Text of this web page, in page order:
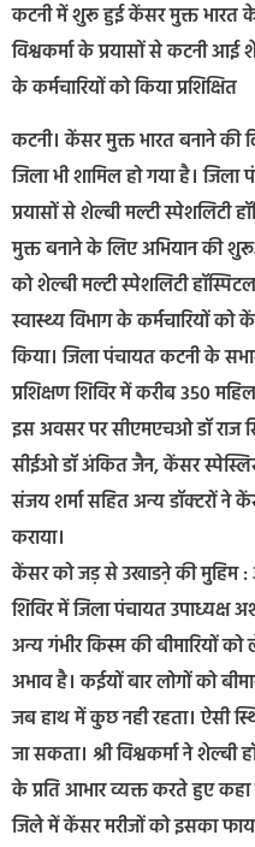
कटनी में शुरू हुई केंसर मुक्त भारत
विश्वकर्मा के प्रयासों से कटनी आई
के कर्मचारियों को किया प्रशिक्षित
कटनी। केंसर मुक्त भारत बनाने की
जिला भी शामिल हो गया है। जिला
प्रयासों से शेल्बी मल्टी
मुक्त बनाने के लिए अभियान की
को शेल्बी मल्टी स्पेशलिटी
स्वास्थ्य विभाग के कर्मचारियों को
किया। जिला पंचायत कटनी के
प्रशिक्षण शिविर में करीब 350
इस अवसर पर सीएमएचओ डॉ राज
सीईओ डॉ अंकित जैन, केंसर
संजय शर्मा सहित अन्य डॉक्टरों ने
कराया।
केंसर को जड़ से उखाडऩे की मुहिम :
शिविर में जिला पंचायत उपाध्यक्ष
अन्य गंभीर किस्म की बीमारियों
अभाव है। कईयों बार लोगों को
जब हाथ में कुछ नही रहता। ऐसी
जा सकता। श्री विश्वकर्मा ने
के प्रति आभार व्यक्त करते हुए
जिले में केंसर मरीजों को इसका